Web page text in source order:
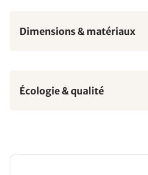
Dimensions & matériaux
Écologie & qualité